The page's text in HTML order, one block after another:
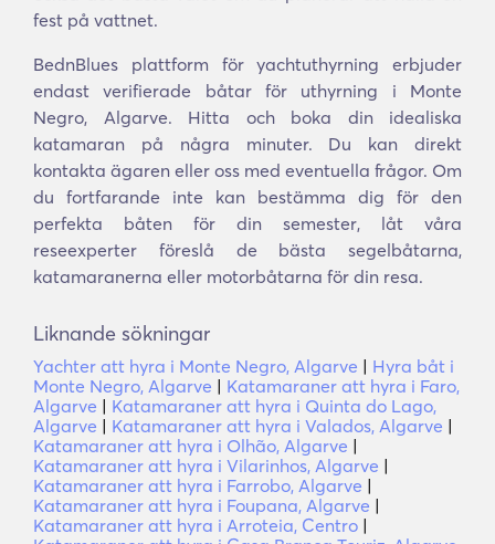
fest på vattnet.
BednBlues plattform för yachtuthyrning erbjuder
endast verifierade båtar för uthyrning i Monte
Negro, Algarve. Hitta och boka din idealiska
katamaran på några minuter. Du kan direkt
kontakta ägaren eller oss med eventuella frågor. Om
du fortfarande inte kan bestämma dig för den
perfekta båten för din semester, låt våra
reseexperter föreslå de bästa segelbåtarna,
katamaranerna eller motorbåtarna för din resa.
Liknande sökningar
Yachter att hyra i Monte Negro, Algarve | Hyra båt i
Monte Negro, Algarve | Katamaraner att hyra i Faro,
Algarve | Katamaraner att hyra i Quinta do Lago,
Algarve | Katamaraner att hyra i Valados, Algarve |
Katamaraner att hyra i Olhão, Algarve |
Katamaraner att hyra i Vilarinhos, Algarve |
Katamaraner att hyra i Farrobo, Algarve |
Katamaraner att hyra i Foupana, Algarve |
Katamaraner att hyra i Arroteia, Centro |